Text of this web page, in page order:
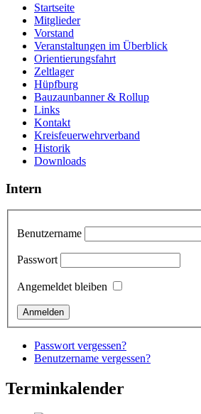
Startseite
Mitglieder
Vorstand
Veranstaltungen im Überblick
Orientierungsfahrt
Zeltlager
Hüpfburg
Bauzaunbanner & Rollup
Links
Kontakt
Kreisfeuerwehrverband
Historik
Downloads
Intern
Benutzername
Passwort
Angemeldet bleiben
Passwort vergessen?
Benutzername vergessen?
Terminkalender